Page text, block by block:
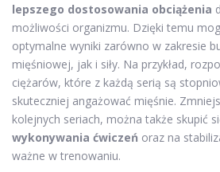
lepszego dostosowania obciążenia
możliwości organizmu. Dzięki temu
optymalne wyniki zarówno w zakresie
mięśniowej, jak i siły. Na przykład,
ciężarów, które z każdą serią są
skuteczniej angażować mięśnie.
kolejnych seriach, można także skupić
wykonywania ćwiczeń oraz na
ważne w trenowaniu.